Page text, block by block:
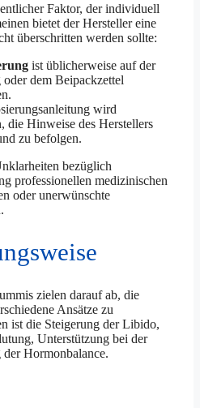
Faktor, der individuell
bietet der Hersteller eine
überschritten werden sollte:
ist üblicherweise auf der
dem Beipackzettel
wird
die Hinweise des Herstellers
zu befolgen.
bezüglich
professionellen medizinischen
oder unerwünschte
zielen darauf ab, die
Ansätze zu
ist die Steigerung der Libido,
Unterstützung bei der
Hormonbalance.